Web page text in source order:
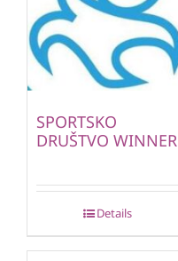
SPORTSKO
DRUŠTVO WINNER
Details